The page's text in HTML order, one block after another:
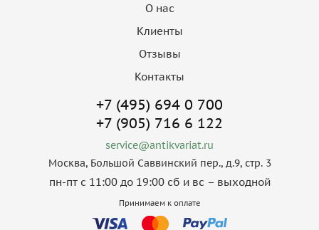
О нас
Клиенты
Отзывы
Контакты
+7 (495) 694 0 700
+7 (905) 716 6 122
service@antikvariat.ru
Москва, Большой Саввинский пер., д.9, стр. 3
пн-пт с 11:00 до 19:00 сб и вс – выходной
Принимаем к оплате